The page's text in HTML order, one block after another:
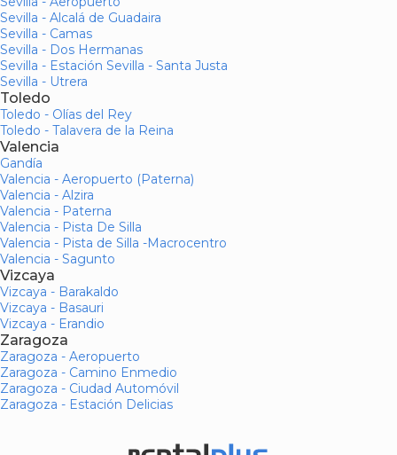
Sevilla - Alcalá de Guadaira
Sevilla - Camas
Sevilla - Dos Hermanas
Sevilla - Estación Sevilla - Santa Justa
Sevilla - Utrera
Toledo
Toledo - Olías del Rey
Toledo - Talavera de la Reina
Valencia
Gandía
Valencia - Aeropuerto (Paterna)
Valencia - Alzira
Valencia - Paterna
Valencia - Pista De Silla
Valencia - Pista de Silla -Macrocentro
Valencia - Sagunto
Vizcaya
Vizcaya - Barakaldo
Vizcaya - Basauri
Vizcaya - Erandio
Zaragoza
Zaragoza - Aeropuerto
Zaragoza - Camino Enmedio
Zaragoza - Ciudad Automóvil
Zaragoza - Estación Delicias